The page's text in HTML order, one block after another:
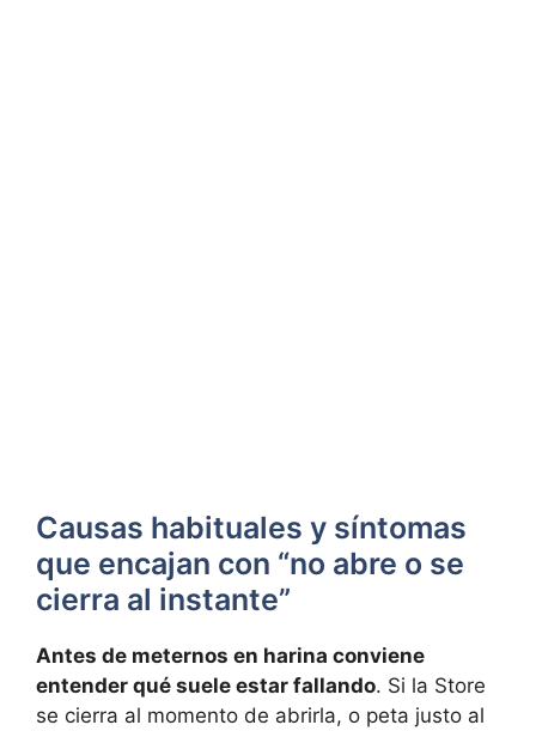
Causas habituales y síntomas
que encajan con “no abre o se
cierra al instante”
Antes de meternos en harina conviene
entender qué suele estar fallando. Si la Store
se cierra al momento de abrirla, o peta justo al